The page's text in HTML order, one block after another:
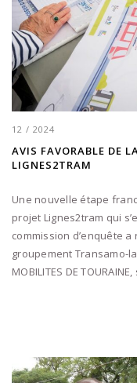
12 / 2024
AVIS FAVORABLE DE
LIGNES2TRAM
Une nouvelle étape
projet Lignes2tram qui
commission d’enquête a
groupement Transamo-
MOBILITES DE TOURAINE,